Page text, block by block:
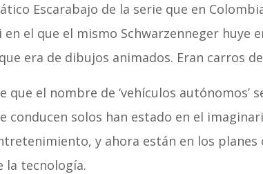
Escarabajo de la serie que en
en el que el mismo Schwarzenneger huye
era de dibujos animados. Eran carros
que el nombre de ‘vehículos autónomos’
conducen solos han estado en el
y ahora están en los planes
la tecnología.